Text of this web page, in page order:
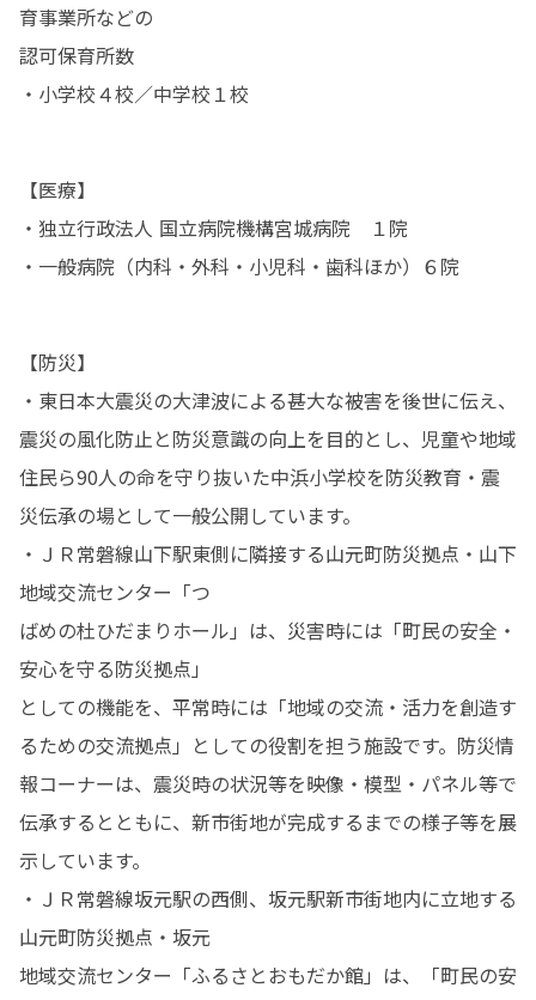
育事業所などの
認可保育所数
・小学校４校／中学校１校
【医療】
・独立行政法人 国立病院機構宮城病院　１院
・一般病院（内科・外科・小児科・歯科ほか）６院
【防災】
・東日本大震災の大津波による甚大な被害を後世に伝え、
震災の風化防止と防災意識の向上を目的とし、児童や地域
住民ら90人の命を守り抜いた中浜小学校を防災教育・震
災伝承の場として一般公開しています。
・ＪＲ常磐線山下駅東側に隣接する山元町防災拠点・山下
地域交流センター「つ
ばめの杜ひだまりホール」は、災害時には「町民の安全・
安心を守る防災拠点」
としての機能を、平常時には「地域の交流・活力を創造す
るための交流拠点」としての役割を担う施設です。防災情
報コーナーは、震災時の状況等を映像・模型・パネル等で
伝承するとともに、新市街地が完成するまでの様子等を展
示しています。
・ＪＲ常磐線坂元駅の西側、坂元駅新市街地内に立地する
山元町防災拠点・坂元
地域交流センター「ふるさとおもだか館」は、「町民の安